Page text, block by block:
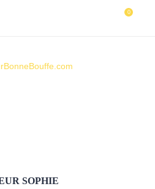
0
SOPHIE